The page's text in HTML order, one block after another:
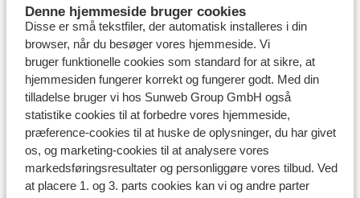
Denne hjemmeside bruger cookies
Disse er små tekstfiler, der automatisk installeres i din
browser, når du besøger vores hjemmeside. Vi
bruger funktionelle cookies som standard for at sikre, at
hjemmesiden fungerer korrekt og fungerer godt. Med din
tilladelse bruger vi hos Sunweb Group GmbH også
statistike cookies til at forbedre vores hjemmeside,
præference-cookies til at huske de oplysninger, du har givet
os, og marketing-cookies til at analysere vores
markedsføringsresultater og personliggøre vores tilbud. Ved
at placere 1. og 3. parts cookies kan vi og andre parter
af fine hoteller nemlig dørene for glade skiløbere i
nogle af debedste skisportssteder i Østrig. Hos
Sunweb finder du et stort udvalg af hoteller i nogle af
de mest populære østrigske skiområder.
Overvejer du en afbudsrejsei sidste øjeblik? I Østrigs
store skiområder er det typisk muligt at finde et dejligt
hotel med kort varsel. Vil du helst undgå fly ellerkør-
selvskiferie, kan en hyggelig og stemningsfuld
med bus til Østriganbefales!